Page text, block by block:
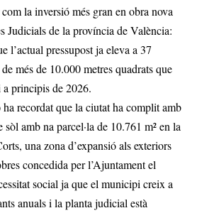
la inversió més gran en obra nova
Judicials de la província de València:
l’actual pressupost ja eleva a 37
més de 10.000 metres quadrats que
a principis de 2026.
recordat que la ciutat ha complit amb
sòl amb na parcel·la de 10.761 m² en la
una zona d’expansió als exteriors
concedida per l’Ajuntament el
social ja que el municipi creix a
anuals i la planta judicial està